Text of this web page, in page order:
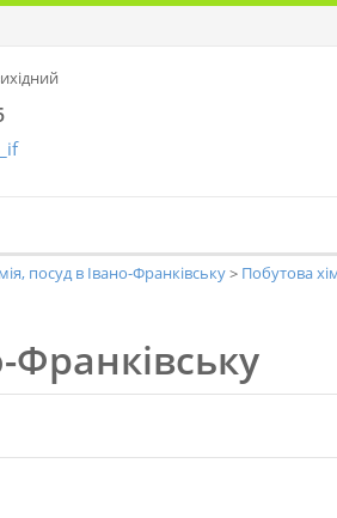
посуд в Івано-Франківську
Побутова
Франківську